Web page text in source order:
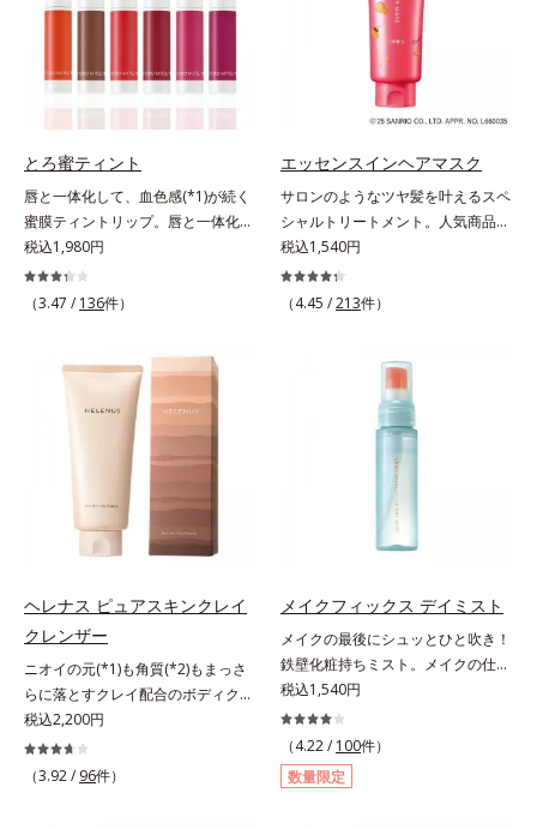
叶えるのは、微細で均一なカバー粉
なくフィットするから。粉体の表面
にダマ防止の特殊コーティングを施
すことで、カバー粉体は薄く・均一
に凹凸へフィット。毛穴や色ムラを
カバーしながら自然な仕上がりを叶
えます。また、ファンデーションを
つけている間に保湿成分が肌へ浸透
(*2)するスキンコンディショニング
瞬間、保湿成分が浸透しうるおいを
与えます。キメを整え、磨かれたよ
うな透明感とツヤを生み出すこと
で、“つるん”とした光のヴェールを
まとったような仕上がりに。*1 ス
キンフィットカラー成分（酸化チタ
ン、酸化鉄、ステアロイルグルタミ
ン酸2Na）配合＝自然な仕上がりで
肌悩みをカバーする粉体*2 角層ま
させる設計のこと
け止め・化粧下地・カラーコントロ
ール・コンシーラー・パウダー・フ
ァンデーションの7役を兼ねる多機
能BB。慌ただしい朝でもパパッと
塗るだけで、厚塗り感のない、自然
なツヤめきのある美肌に整えます。
*1 年齢を重ねた肌*2 オルビス内BB
クリームのカバー力
とろ蜜ティント
唇と一体化して、血色感(*1)が続く
蜜膜ティントリップ。唇と一体化し
て色落ちしにくいティント処方とう
るおいを両立した、ティントリップ
です。色が長時間唇に密着するオイ
みずしい発色が続きます。また色素
による唇の乾燥を防ぐため、一部の
色素に特殊コーティング処理(*4)を
施し、さらに3種のうるおい・保護
成分(*5)も配合。しっとり感をキー
プし、ぷるんとした唇に。さっとひ
と塗りするだけで、くすみやすい大
人の肌に血色感を与え、唇を自然に
効果による*2 水添ポリイソブテン
*3 色みのこと*4 トリエトキシカプ
リリルシラン配合＝保湿成分*5 ス
クワラン、ヒアルロン酸Na、加水
分解コラーゲン
税込1,980円
（3.47 / 136件）
エッセンスインヘアマスク
サロンのようなツヤ髪を叶えるスペ
シャルトリートメント。人気商品
「エッセンスインヘアミルク」と同
じシリーズの、お風呂で美しいツヤ
髪を叶えるスペシャルヘアマスクで
修成分(*1)が髪の内部まで浸透。さ
らに毛髪保護成分がダメージを受け
ている部位に吸着して、キューティ
クル表面をリペア。髪の内外にアプ
ローチして、乾燥などの外的刺激か
ら守り抜き、ダメージ(*2)を立て直
し(*3)ます。お風呂でシャンプー後
に適量を髪になじませ、置き時間は
軽さで、毛先までするんっとまとま
おうツヤ髪を叶えます。*1 毛髪補
修成分（イソステアリン酸、イソス
テアロイル加水分解コラーゲン、イ
ソステアロイル加水分解シルク、ス
フィンゴ糖脂質、トコフェロール、
グリセリン、糖脂質、BG、イソス
税込1,540円
（4.45 /213件）
ヘレナス ピュアスキンクレイ
クレンザー
ニオイの元(*1)も角質(*2)もまっさ
らに落とすクレイ配合のボディクレ
ンザー。「へレナス」は、スキンケ
アに強みのあるオルビスとフレグラ
ンスを愛するセントピアによる共同
税込2,200円
（3.92 / 96件）
メイクフィックス デイミスト
メイクの最後にシュッとひと吹き！
鉄壁化粧持ちミスト。メイクの仕上
げにシュッとひと吹き。肌とメイク
の密着感をピタッと高め、メイクく
ずれを防ぎ、化粧持ちをアップさせ
るミストタイプの化粧水です。くず
れ防止成分(*1)を含む層と美容成分
税込1,540円
（4.22 / 100件）
数量限定